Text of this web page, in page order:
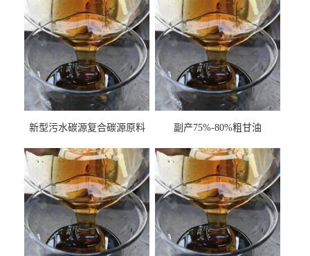
新型污水碳源复合碳源原料
副产75%-80%粗甘油